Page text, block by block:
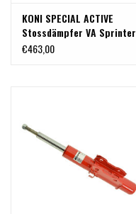
KONI SPECIAL ACTIVE
Stossdämpfer VA Sprinter
(906) 5T 2WD
€463,00